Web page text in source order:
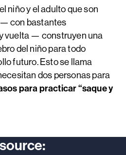
niño y el adulto que son
con bastantes
vuelta — construyen una
del niño para todo
futuro. Esto se llama
dos personas para
para practicar “saque y